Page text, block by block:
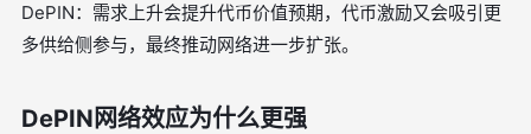
DePIN：需求上升会提升代币价值预期，代币激励又会吸引更
多供给侧参与，最终推动网络进一步扩张。
DePIN网络效应为什么更强